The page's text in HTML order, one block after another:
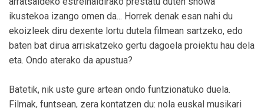
ikustekoa izango omen da... Horrek denak esan nahi du
ekoizleek diru dexente lortu dutela filmean sartzeko, edo
baten bat dirua arriskatzeko gertu dagoela proiektu hau dela
eta. Ondo aterako da apustua?
Batetik, nik uste gure artean ondo funtzionatuko duela.
Filmak, funtsean, zera kontatzen du: nola euskal musikari